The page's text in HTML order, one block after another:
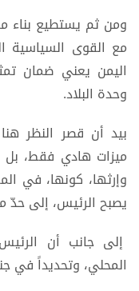
ومن ثم يستطيع بناء
مع القوى السياسية
اليمن يعني ضمان
وحدة البلاد.
بيد أن قصر النظر
ميزات هادي فقط، بل
وإرثها، كونها، في
يصبح الرئيس، إلى حدّ
إلى جانب أن
المحلي، وتحديداً في